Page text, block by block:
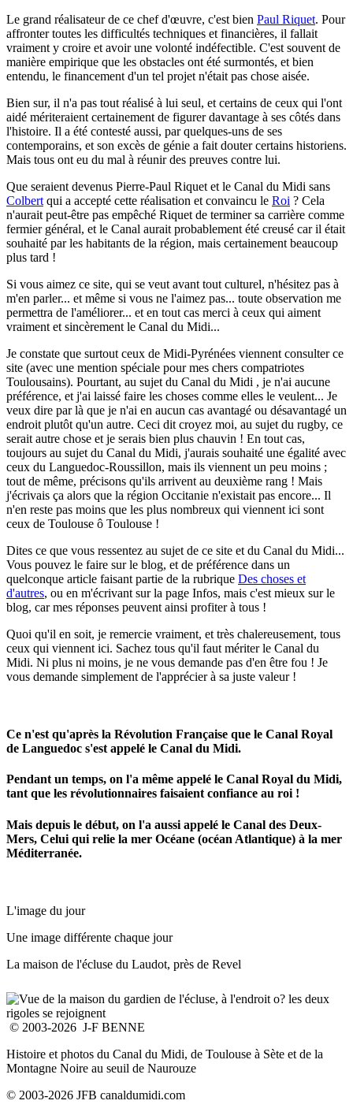
Le grand réalisateur de ce chef d'œuvre, c'est bien Paul Riquet. Pour
affronter toutes les difficultés techniques et financières, il fallait
vraiment y croire et avoir une volonté indéfectible. C'est souvent de
manière empirique que les obstacles ont été surmontés, et bien
entendu, le financement d'un tel projet n'était pas chose aisée.
Bien sur, il n'a pas tout réalisé à lui seul, et certains de ceux qui l'ont
aidé mériteraient certainement de figurer davantage à ses côtés dans
l'histoire. Il a été contesté aussi, par quelques-uns de ses
contemporains, et son excès de génie a fait douter certains historiens.
Mais tous ont eu du mal à réunir des preuves contre lui.
Que seraient devenus Pierre-Paul Riquet et le Canal du Midi sans
Colbert qui a accepté cette réalisation et convaincu le Roi ? Cela
n'aurait peut-être pas empêché Riquet de terminer sa carrière comme
fermier général, et le Canal aurait probablement été creusé car il était
souhaité par les habitants de la région, mais certainement beaucoup
plus tard !
Si vous aimez ce site, qui se veut avant tout culturel, n'hésitez pas à
m'en parler... et même si vous ne l'aimez pas... toute observation me
permettra de l'améliorer... et en tout cas merci à ceux qui aiment
vraiment et sincèrement le Canal du Midi...
Je constate que surtout ceux de Midi-Pyrénées viennent consulter ce
site (avec une mention spéciale pour mes chers compatriotes
Toulousains). Pourtant, au sujet du Canal du Midi , je n'ai aucune
préférence, et j'ai laissé faire les choses comme elles le veulent... Je
veux dire par là que je n'ai en aucun cas avantagé ou désavantagé un
endroit plutôt qu'un autre. Ceci dit croyez moi, au sujet du rugby, ce
serait autre chose et je serais bien plus chauvin ! En tout cas,
toujours au sujet du Canal du Midi, j'aurais souhaité une égalité avec
ceux du Languedoc-Roussillon, mais ils viennent un peu moins ;
tout de même, précisons qu'ils arrivent au deuxième rang ! Mais
j'écrivais ça alors que la région Occitanie n'existait pas encore... Il
n'en reste pas moins que les plus nombreux qui viennent ici sont
ceux de Toulouse ô Toulouse !
Dites ce que vous ressentez au sujet de ce site et du Canal du Midi...
Vous pouvez le faire sur le blog, et de préférence dans un
quelconque article faisant partie de la rubrique Des choses et
d'autres, ou en m'écrivant sur la page Infos, mais c'est mieux sur le
blog, car mes réponses peuvent ainsi profiter à tous !
Quoi qu'il en soit, je remercie vraiment, et très chalereusement, tous
ceux qui viennent ici. Sachez tous qu'il faut mériter le Canal du
Midi. Ni plus ni moins, je ne vous demande pas d'en être fou ! Je
vous demande simplement de l'apprécier à sa juste valeur !
Ce n'est qu'après la Révolution Française que le Canal Royal
de Languedoc s'est appelé le Canal du Midi.
Pendant un temps, on l'a même appelé le Canal Royal du Midi,
tant que les révolutionnaires faisaient confiance au roi !
Mais depuis le début, on l'a aussi appelé le Canal des Deux-
Mers, Celui qui relie la mer Océane (océan Atlantique) à la mer
Méditerranée.
L'image du jour
Une image différente chaque jour
La maison de l'écluse du Laudot, près de Revel
© 2003-2026 J-F BENNE
Histoire et photos du Canal du Midi, de Toulouse à Sète et de la
Montagne Noire au seuil de Naurouze
© 2003-2026 JFB canaldumidi.com